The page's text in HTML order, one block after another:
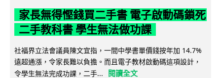
家長無得慳錢買二手書 電子啟動碼鎖死
二手教科書 學生無法做功課
社福界立法會議員陳文宜指，一間中學書單價錢按年加 14.7%
遠超通漲，令家長難以負擔。而且電子教材啟動碼這項設計，
令學生無法完成功課，二手...
閱讀全文